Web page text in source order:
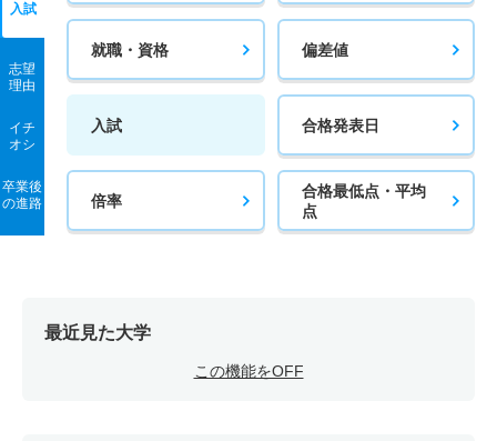
入試
志望
理由
イチ
オシ
卒業後
の進路
就職・資格 偏差値
入試 合格発表日
倍率
合格最低点・平均
点
最近見た大学
この機能をOFF